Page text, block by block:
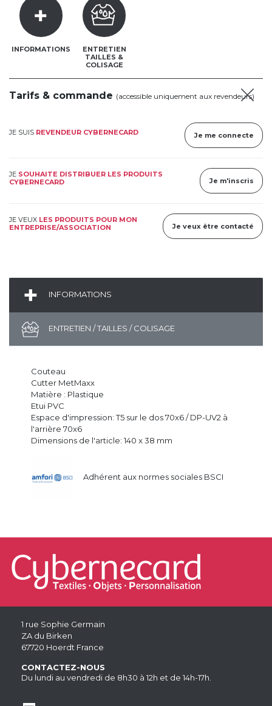
INFORMATIONS
ENTRETIEN
TAILLES &
COLISAGE
Tarifs & commande (accessible uniquement aux revendeurs)
JE SUIS REVENDEUR CYBERNECARD Je me connecte
JE SOUHAITE DISTRIBUER LES PRODUITS
CYBERNECARD
Je m'inscris
JE VEUX LES PRODUITS POUR MON
ENTREPRISE/ASSOCIATION
Je veux être contacté
INFORMATIONS
ENTRETIEN / TAILLES / COLISAGE
Couteau
Cutter MetMaxx
Matière : Plastique
Etui PVC
Espace d'impression: T5 sur le dos 70x6 / DP-UV2 à
l'arrière 70x6
Dimensions de l'article: 140 x 38 mm
Adhérent aux normes sociales BSCI
1 rue Sophie Germain
ZA du Birken
67720 Hoerdt France
CONTACTEZ-NOUS
Du lundi au vendredi de 8h30 à 12h et de 14h-17h.